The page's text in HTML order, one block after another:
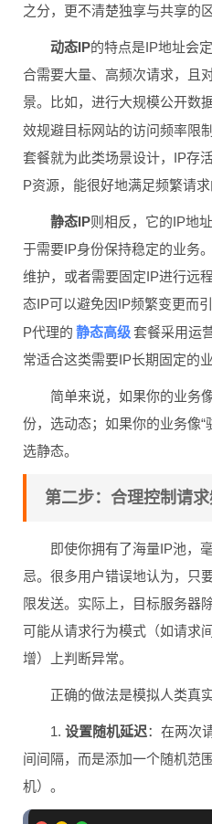
之分，更不清楚独享与共享的区
动态IP的特点是IP地址会
合需要大量、高频次请求，且
景。比如，进行大规模公开数
效规避目标网站的访问频率限制
套餐就为此类场景设计，IP存
P资源，能很好地满足频繁请求
静态IP则相反，它的IP地
于需要IP身份保持稳定的业务
维护，或者需要固定IP进行远
态IP可以避免因IP频繁变更而
P代理的 静态高级 套餐采用运
常适合这类需要IP长期固定的业
简单来说，如果你的业务
份，选动态；如果你的业务像“
选静态。
第二步：合理控制请
即使你拥有了海量IP池，
忌。很多用户错误地认为，只
限发送。实际上，目标服务器
可能从请求行为模式（如请求
增）上判断异常。
正确的做法是模拟人类真实
1. 设置随机延迟：在两次
间间隔，而是添加一个随机范
机）。